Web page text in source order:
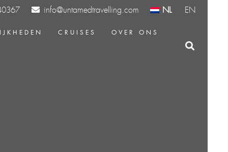
info@untamedtravelling.com NL EN
CRUISES OVER ONS